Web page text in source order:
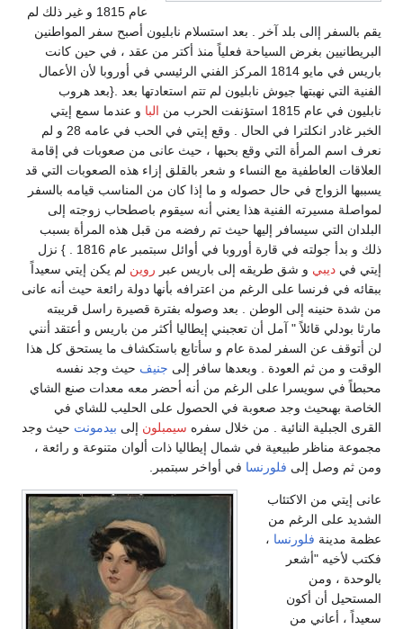
عام 1815 و غير ذلك لم
يقم بالسفر إالى بلد آخر . بعد استسلام نابليون أصبح سفر المواطنين
البريطانيين بغرض السياحة فعلياً منذ أكتر من عقد ، في حين كانت
باريس في مايو 1814 المركز الفني الرئيسي في أوروبا لأن الأعمال
الفنية التي نهبتها جيوش نابليون لم تتم استعادتها بعد .{بعد هروب
نابليون في عام 1815 استؤنفت الحرب من
البا و عندما سمع إيتي
الخبر غادر انكلترا في الحال . وقع إيتي في الحب في عامه 28 و لم
نعرف اسم المرأة التي وقع بحبها ، حيث عانى من صعوبات في إقامة
العلاقات العاطفية مع النساء و شعر بالقلق إزاء هذه الصعوبات التي قد
يسببها الزواج في حال حصوله و ما إذا كان من المناسب قيامه بالسفر
لمواصلة مسيرته الفنية هذا يعني أنه سيقوم باصطحاب زوجته إلى
البلدان التي سيسافر إليها حيث تم رفضه من قبل هذه المرأة بسبب
ذلك و بدأ جولته في قارة أوروبا في أوائل سبتمبر عام 1816 . } نزل
إيتي في ديبي و شق طريقه إلى باريس عبر روين لم يكن إيتي سعيداً
ببقائه في فرنسا على الرغم من اعترافه بأنها دولة رائعة حيث أنه عانى
من شدة حنينه إلى الوطن . بعد وصوله بفترة قصيرة راسل قريبته
مارثا بودلي قائلاً " آمل أن تعجبني إيطاليا أكثر من باريس و أعتقد أنني
لن أتوقف عن السفر لمدة عام و سأتابع باستكشاف ما يستحق كل هذا
الوقت و من ثم العودة . وبعدها سافر إلى جنيف حيث وجد نفسه
محبطاً في سويسرا على الرغم من أنه أحضر معه معدات صنع الشاي
الخاصة بهىحيث وجد صعوبة في الحصول على الحليب للشاي في
القرى الجبلية النائية . من خلال سفره سيمبلون إلى بيدمونت حيث وجد
مجموعة مناظر طبيعية في شمال إيطاليا ذات ألوان متنوعة و رائعة ،
ومن ثم وصل إلى فلورنسا في أواخر سبتمبر.
عانى إيتي من الاكتئاب
الشديد على الرغم من
عظمة مدينة فلورنسا ،
فكتب لأخيه "أشعر
بالوحدة ، ومن
المستحيل أن أكون
سعيداً ، أعاني من